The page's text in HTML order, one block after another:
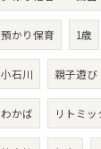
預かり保育 1歳
小石川 親子遊び
わかば リトミッ